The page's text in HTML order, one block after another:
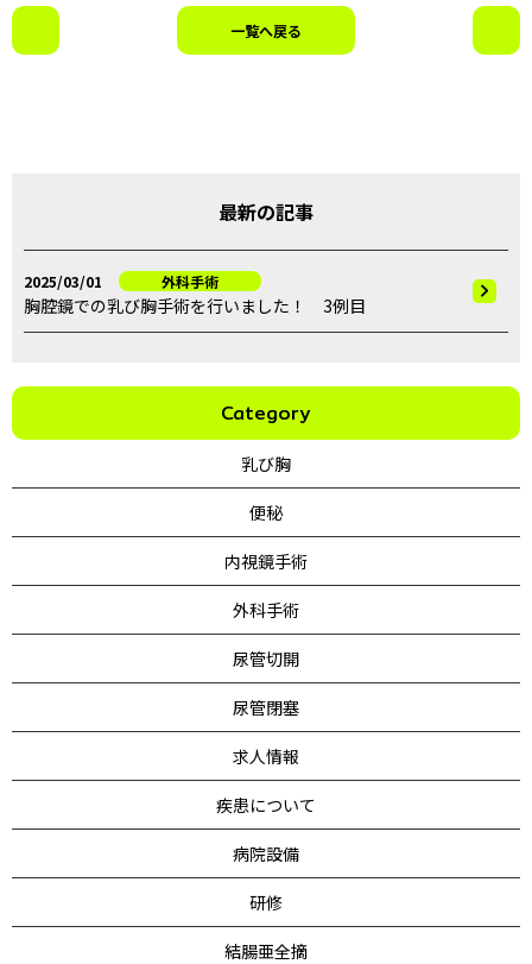
一覧へ戻る
最新の記事
2025/03/01 外科手術
胸腔鏡での乳び胸手術を行いました！ 3例目
Category
乳び胸
便秘
内視鏡手術
外科手術
尿管切開
尿管閉塞
求人情報
疾患について
病院設備
研修
結腸亜全摘